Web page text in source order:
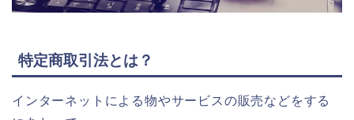
特定商取引法とは？
インターネットによる物やサービスの販売などをする